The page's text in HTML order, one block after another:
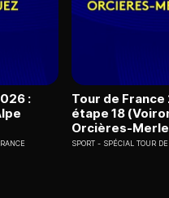
:
Tour de France
étape 18
Orcières-
SPORT SPÉCIAL TOUR